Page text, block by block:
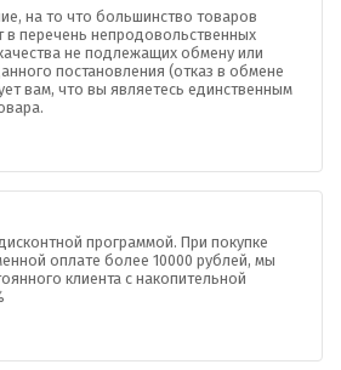
на то что большинство товаров
в перечень непродовольственных
не подлежащих обмену или
постановления (отказ в обмене
вам, что вы являетесь единственным
программой. При покупке
оплате более 10000 рублей, мы
клиента с накопительной